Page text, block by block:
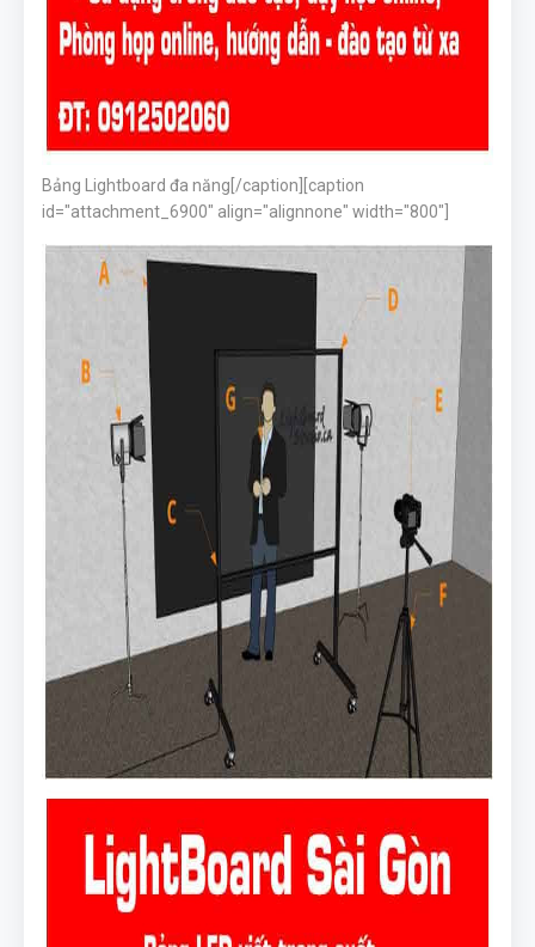
Bảng Lightboard đa năng[/caption][caption
id="attachment_6900" align="alignnone" width="800"]